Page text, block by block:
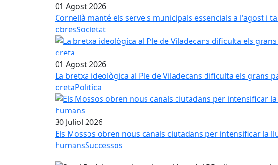
01 Agost 2026
Cornellà manté els serveis municipals essencials a l'agost i
obresSocietat
01 Agost 2026
La bretxa ideològica al Ple de Viladecans dificulta els grans
dretaPolítica
30 Juliol 2026
Els Mossos obren nous canals ciutadans per intensificar la
humansSuccessos